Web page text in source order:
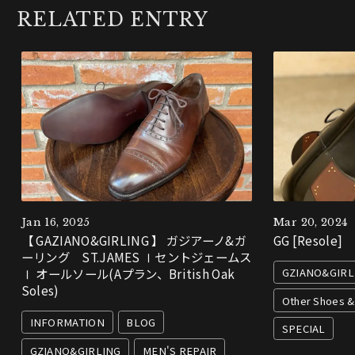
RELATED ENTRY
Jan 16, 2025
【 GAZIANO&GIRLING 】 ガジアーノ&ガ
ーリング ST.JAMES Ⅰセントジェームス
Ⅰ オールソール(Aプラン、British Oak
Soles)
INFORMATION
BLOG
GZIANO&GIRLING
MEN'S REPAIR
Mar 20, 2024
GG [Resole]
Other Shoes
SPECIAL